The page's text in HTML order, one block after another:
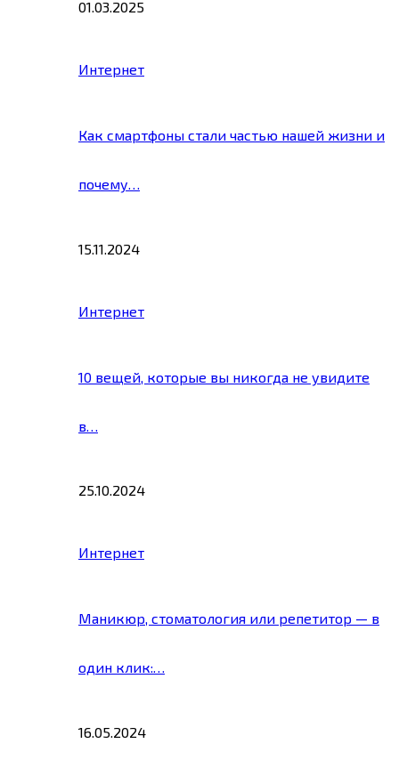
01.03.2025
Интернет
Как смартфоны стали частью нашей жизни и
почему…
15.11.2024
Интернет
10 вещей, которые вы никогда не увидите
в…
25.10.2024
Интернет
Маникюр, стоматология или репетитор — в
один клик:…
16.05.2024